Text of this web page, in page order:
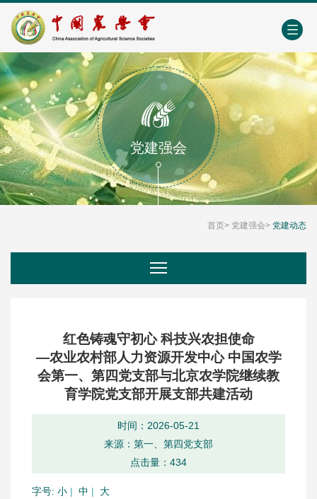
中国农业农村人才网 中心学会门户网
党建强会
首页> 党建强会> 党建动态
红色铸魂守初心 科技兴农担使命
—农业农村部人力资源开发中心 中国农学
会第一、第四党支部与北京农学院继续教
育学院党支部开展支部共建活动
时间：2026-05-21
来源：第一、第四党支部
点击量： 434
字号: 小 | 中 | 大